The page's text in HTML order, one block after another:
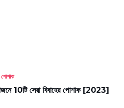
পোশাক
10টি সেরা বিবাহের পোশাক [2023]